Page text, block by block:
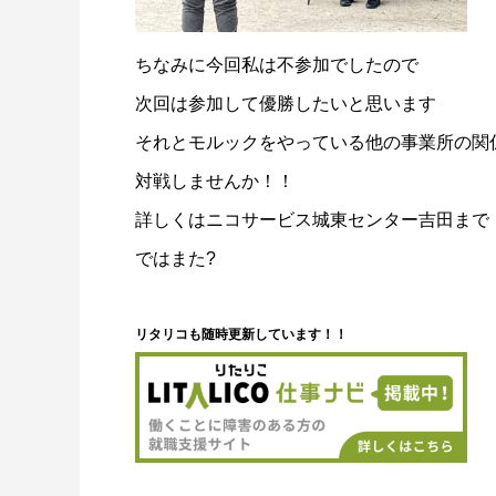
ちなみに今回私は不参加でしたので
次回は参加して優勝したいと思います
それとモルックをやっている他の事業所の関
対戦しませんか！！
詳しくはニコサービス城東センター吉田まで
ではまた?
リタリコも随時更新しています！！